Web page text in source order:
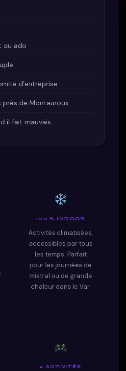
ou ado
d’entreprise
près de Montauroux
il fait mauvais
100 % INDOOR
Activités climatisées,
accessibles par tous
les temps. Parfait
pour les journées de
mistral ou de grande
chaleur dans le Var.
4 ACTIVITÉS